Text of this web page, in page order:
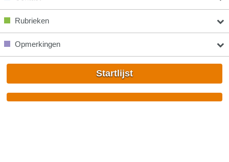
Rubrieken
Opmerkingen
Startlijst